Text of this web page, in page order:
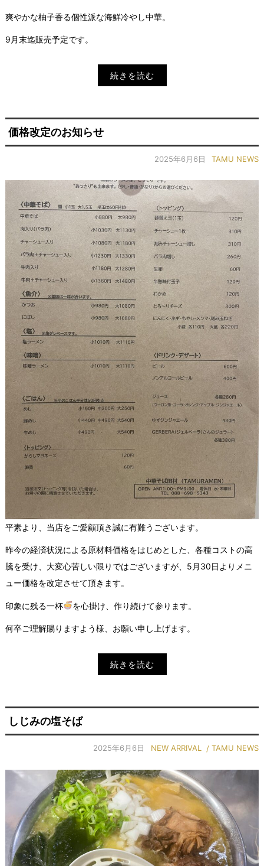
爽やかな柚子香る個性派な海鮮冷やし中華。
9月末迄販売予定です。
続きを読む
価格改定のお知らせ
2025年6月6日 TAMU NEWS
平素より、当店をご愛顧頂き誠に有難うございます。
昨今の経済状況による原材料価格をはじめとした、各種コストの高
騰を受け、大変心苦しい限りではございますが、5月30日よりメニ
ュー価格を改定させて頂きます。
印象に残る一杯 を心掛け、作り続けて参ります。
何卒ご理解賜りますよう様、お願い申し上げます。
続きを読む
しじみの塩そば
2025年6月6日 NEW ARRIVAL TAMU NEWS